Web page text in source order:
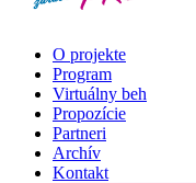
O projekte
Program
Virtuálny beh
Propozície
Partneri
Archív
Kontakt